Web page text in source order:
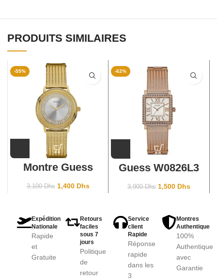
PRODUITS SIMILAIRES
-55%
Montre Guess
Gold
3,100Dhs 1,400 Dhs
-62%
Guess W0826L3
3,900Dhs 1,500 Dhs
Expédition
Nationale
Rapide
et
Gratuite
Retours
faciles
sous 7
jours
Politique
de
retour
Service
client
Rapide
Réponse
rapide
dans les
3
Montres
Authentique
100%
Authentique
avec
Garantie